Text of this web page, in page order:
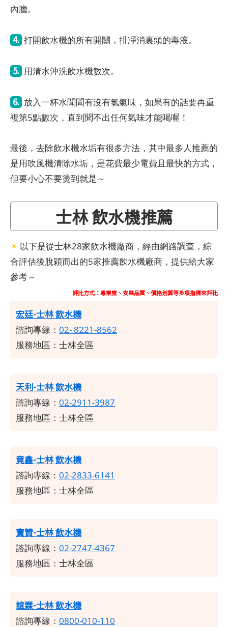
內膽。
4. 打開飲水機的所有開關，排凈消裏頭的毒液。
5. 用清水沖洗飲水機數次。
6. 放入一杯水聞聞有沒有氯氣味，如果有的話要再重
複第5點數次，直到聞不出任何氣味才能喝喔！
最後，去除飲水機水垢有很多方法，其中最多人推薦的
是用吹風機清除水垢，是花費最少電費且最快的方式，
但要小心不要燙到就是～
士林 飲水機推薦
☀ 以下是從士林28家飲水機廠商，經由網路調查，綜
合評估後脫穎而出的5家推薦飲水機廠商，提供給大家
參考～
評比方式：專業度、安裝品質、價格划算等多項指標來評比
宏廷-士林 飲水機
諮詢專線： 02- 8221-8562
服務地區：士林全區
天利-士林 飲水機
諮詢專線： 02-2911-3987
服務地區：士林全區
竟鑫-士林 飲水機
諮詢專線： 02-2833-6141
服務地區：士林全區
寶贊-士林 飲水機
諮詢專線： 02-2747-4367
服務地區：士林全區
誼霖-士林 飲水機
諮詢專線： 0800-010-110